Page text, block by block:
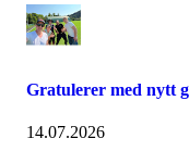
Gratulerer med nytt
14.07.2026